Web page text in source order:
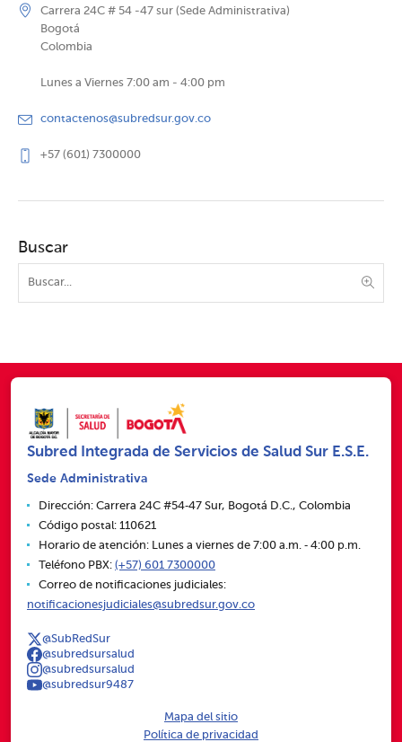
Carrera 24C # 54 -47 sur (Sede Administrativa)
Bogotá
Colombia
Lunes a Viernes 7:00 am - 4:00 pm
contactenos@subredsur.gov.co
+57 (601) 7300000
Buscar
Subred Integrada de Servicios de Salud Sur E.S.E.
Sede Administrativa
Dirección: Carrera 24C #54‑47 Sur, Bogotá D.C., Colombia
Código postal: 110621
Horario de atención: Lunes a viernes de 7:00 a.m. ‑ 4:00 p.m.
Teléfono PBX: (+57) 601 7300000
Correo de notificaciones judiciales:
notificacionesjudiciales@subredsur.gov.co
@SubRedSur
@subredsursalud
@subredsursalud
@subredsur9487
Mapa del sitio
Política de privacidad